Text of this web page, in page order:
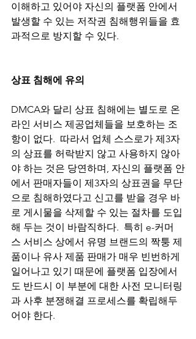
이해하고 있어야 자신의 플랫폼 안에서
발생할 수 있는 저작권 침해행위들을 효
과적으로 방지할 수 있다.
상표 침해에 유의
DMCA와 달리 상표 침해에는 별도로 온
라인 서비스 제공업체들을 보호하는 조
항이 없다.  따라서 업체 스스로가 제3자
의 상표를 허락받지 않고 사용하지 않아
야 하는 것은 당연하며, 자신의 플랫폼 안
에서 판매자들이 제3자의 상표권을 무단
으로 침해하였다고 신고를 받을 경우 바
로 게시물을 삭제할 수 있는 절차를 도입
해 두는 것이 바람직하다.  특히 e-커머
스 서비스 상에서 유명 브랜드의 짝퉁 제
품이나 유사 제품 판매가 매우 빈번하게
일어나고 있기 때문에 플랫폼 입장에서
도 반드시 이 부분에 대한 사전 모니터링
과 사후 분쟁해결 프로세스를 확립해두
어야 한다.